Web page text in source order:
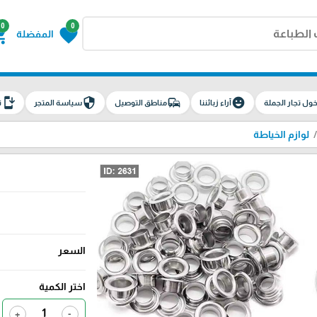
0
favorite المفضلة
0
تجار الجملة emoji_emotionsآراء زبائننا commuteمناطق التوصيل securityسياسة المتجر install_mobile
لوازم الخياطة
السعر
اختر الكمية
-
+